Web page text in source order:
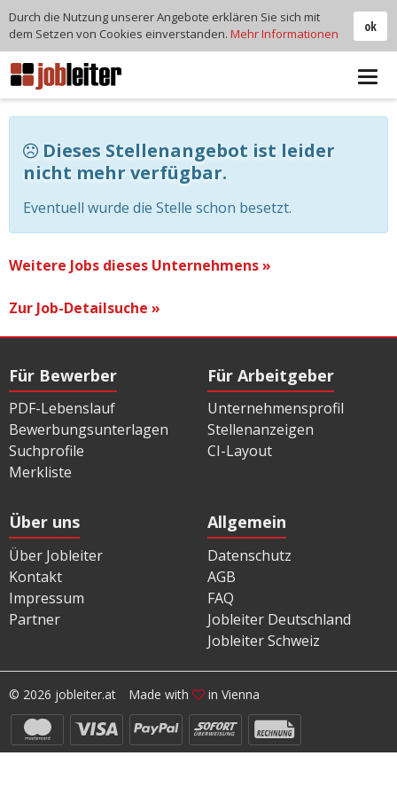
Dieses Stellenangebot ist leider
nicht mehr verfügbar.
Eventuell wurde die Stelle schon besetzt.
Weitere Jobs dieses Unternehmens »
Zur Job-Detailsuche »
Für Bewerber
PDF-Lebenslauf
Bewerbungsunterlagen
Suchprofile
Merkliste
Für Arbeitgeber
Unternehmensprofil
Stellenanzeigen
CI-Layout
Über uns
Über Jobleiter
Kontakt
Impressum
Partner
Allgemein
Datenschutz
AGB
FAQ
Jobleiter Deutschland
Jobleiter Schweiz
© 2026 jobleiter.at Made with in Vienna
ok
Durch die Nutzung unserer Angebote erklären Sie sich mit
dem Setzen von Cookies einverstanden. Mehr Informationen